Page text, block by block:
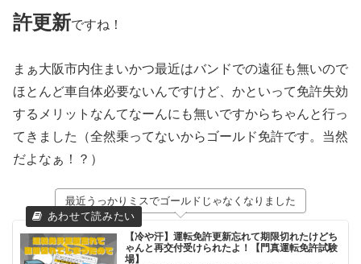
許更新ですね！
まぁ大阪市内住まいかつ最近はバンドでの遠征も無いので
ほとんど車自体必要ないんですけど、かといって免許失効
するメリットなんてなーんにも無いですからちゃんと行っ
てきました（全然乗ってないからゴールド免許です。当然
だよなぁ！？）
最近うっかりミスでゴールドじゃなくなりました
【冷や汗】運転免許更新忘れて期限切れたけどち
ゃんと再交付受けられたよ！【門真運転免許試験
場】